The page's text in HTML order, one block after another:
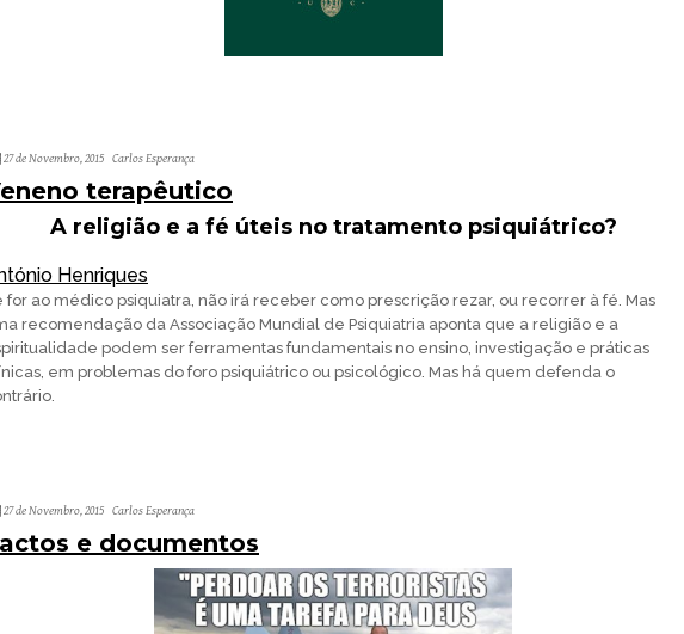
27 de Novembro, 2015 Carlos Esperança
terapêutico
A religião e a fé úteis no tratamento psiquiátrico?
Henriques
for ao médico psiquiatra, não irá receber como prescrição rezar, ou recorrer à fé. Mas
recomendação da Associação Mundial de Psiquiatria aponta que a religião e a
podem ser ferramentas fundamentais no ensino, investigação e práticas
em problemas do foro psiquiátrico ou psicológico. Mas há quem defenda o
27 de Novembro, 2015 Carlos Esperança
e documentos